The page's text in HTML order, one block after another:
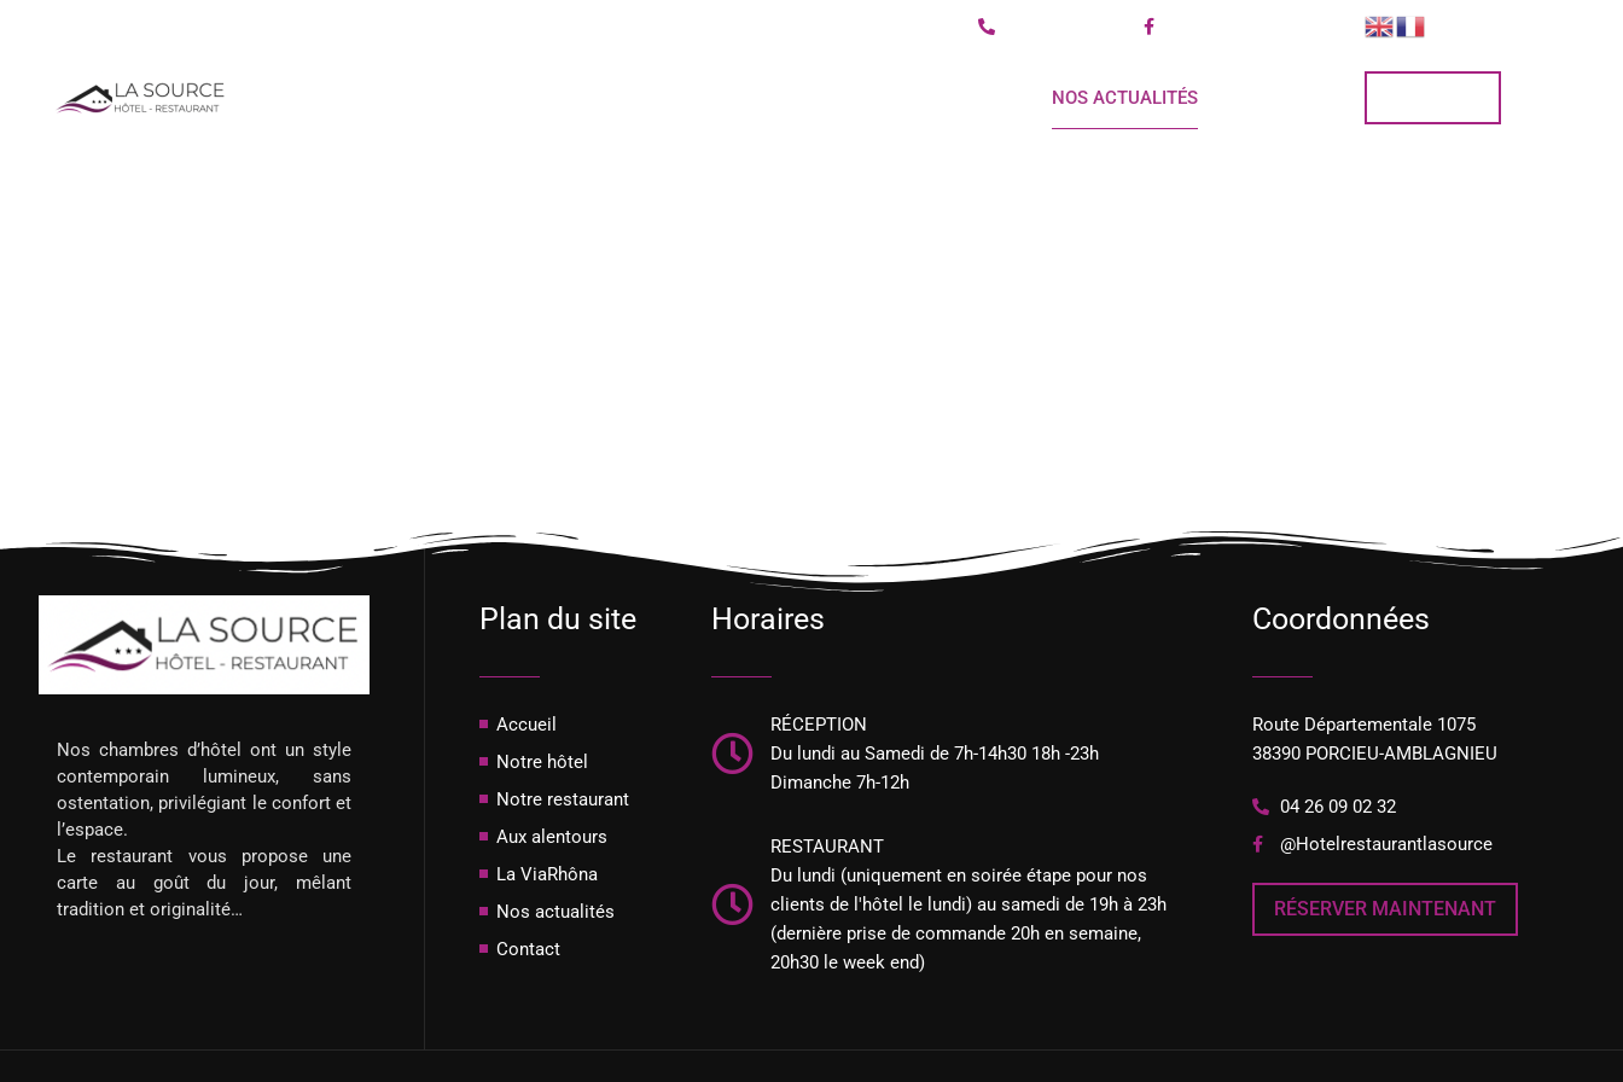
NOS ACTUALITÉS
Nos chambres d’hôtel ont un style
contemporain lumineux, sans
ostentation, privilégiant le confort et
l’espace.
Le restaurant vous propose une
carte au goût du jour, mêlant
tradition et originalité…
Plan du site
Accueil
Notre hôtel
Notre restaurant
Aux alentours
La ViaRhôna
Nos actualités
Contact
Horaires
RÉCEPTION
Du lundi au Samedi de 7h-14h30 18h -23h
Dimanche 7h-12h
RESTAURANT
Du lundi (uniquement en soirée étape pour nos
clients de l'hôtel le lundi) au samedi de 19h à 23h
(dernière prise de commande 20h en semaine,
20h30 le week end)
Coordonnées
Route Départementale 1075
38390 PORCIEU-AMBLAGNIEU
04 26 09 02 32
@Hotelrestaurantlasource
RÉSERVER MAINTENANT